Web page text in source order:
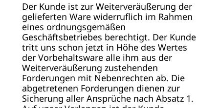
Der Kunde ist zur Weiterveräußerung der
gelieferten Ware widerruflich im Rahmen
eines ordnungsgemäßen
Geschäftsbetriebes berechtigt. Der Kunde
tritt uns schon jetzt in Höhe des Wertes
der Vorbehaltsware alle ihm aus der
Weiterveräußerung zustehenden
Forderungen mit Nebenrechten ab. Die
abgetretenen Forderungen dienen zur
Sicherung aller Ansprüche nach Absatz 1.